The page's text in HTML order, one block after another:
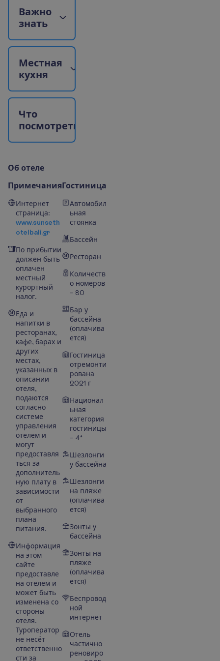
Важно
знать
Местная
кухня
Что
посмотреть
Об отеле
Примечания
Интернет
страница:
www.sunseth
otelbali.gr
По прибытии
должен быть
оплачен
местный
курортный
налог.
Еда и
напитки в
ресторанах,
кафе, барах и
других
местах,
указанных в
описании
отеля,
подаются
согласно
системе
управления
отелем и
могут
предоставля
ться за
дополнитель
ную плату в
зависимости
от
выбранного
плана
питания.
Информация
на этом
сайте
предоставле
на отелем и
может быть
изменена со
стороны
отеля.
Туроператор
не несёт
ответственно
сти за
Гостиница
Автомобил
ьная
стоянка
Бассейн
Ресторан
Количеств
о номеров
– 80
Бар у
бассейна
(оплачива
ется)
Гостиница
отремонти
рована
2021 г
Национал
ьная
категория
гостиницы
– 4*
Шезлонги
у бассейна
Шезлонги
на пляже
(оплачива
ется)
Зонты у
бассейна
Зонты на
пляже
(оплачива
ется)
Беспровод
ной
интернет
Отель
частично
реновиро